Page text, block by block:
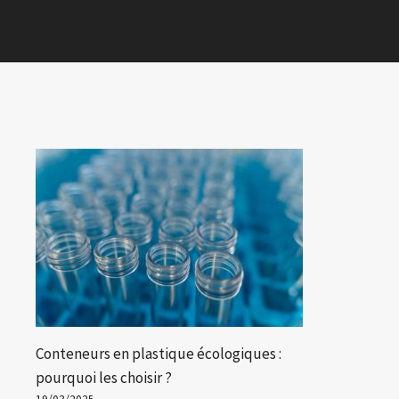
Conteneurs en plastique écologiques :
pourquoi les choisir ?